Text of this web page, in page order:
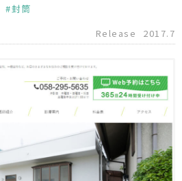
封筒
Release
2017.7